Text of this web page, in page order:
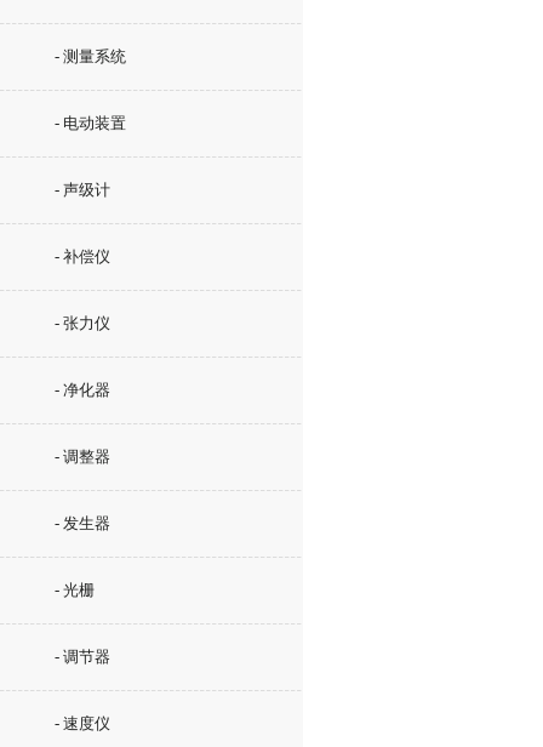
- 测量系统
- 电动装置
- 声级计
- 补偿仪
- 张力仪
- 净化器
- 调整器
- 发生器
- 光栅
- 调节器
- 速度仪